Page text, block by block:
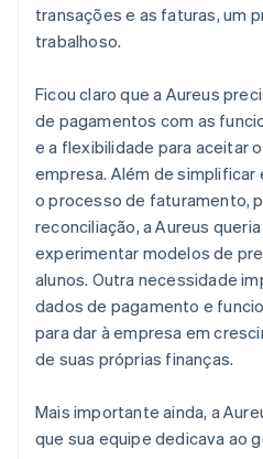
transações e as faturas, um
trabalhoso.
Ficou claro que a Aureus
de pagamentos com as
e a flexibilidade para aceitar
empresa. Além de simplificar
o processo de faturamento,
reconciliação, a Aureus
experimentar modelos de
alunos. Outra necessidade
dados de pagamento e
para dar à empresa em
de suas próprias finanças.
Mais importante ainda, a
que sua equipe dedicava ao